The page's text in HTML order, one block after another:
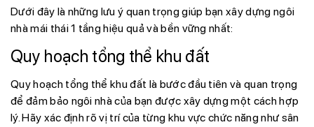
Dưới đây là những lưu ý quan trọng giúp bạn xây dựng ngôi
nhà mái thái 1 tầng hiệu quả và bền vững nhất:
Quy hoạch tổng thể khu đất
Quy hoạch tổng thể khu đất là bước đầu tiên và quan trọng
để đảm bảo ngôi nhà của bạn được xây dựng một cách hợp
lý. Hãy xác định rõ vị trí của từng khu vực chức năng như sân